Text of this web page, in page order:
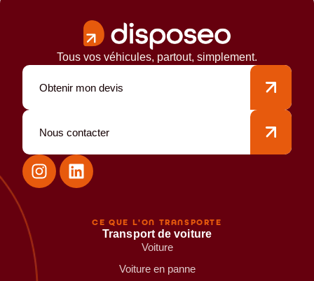
Tous vos véhicules, partout, simplement.
Obtenir mon devis
Nous contacter
CE QUE L'ON TRANSPORTE
Transport de voiture
Voiture
Voiture en panne